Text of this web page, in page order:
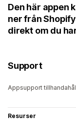
Den här appen
ner från
direkt om du
Support
Appsupport
Resurser